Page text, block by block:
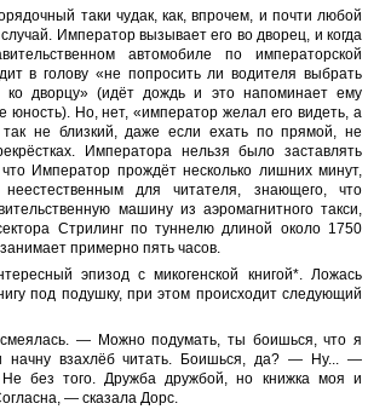
таки чудак, как, впрочем, и почти любой
Император вызывает его во дворец, и когда
автомобиле по императорской
в голову «не попросить ли водителя выбрать
ко дворцу» (идёт дождь и это напоминает ему
Но, нет, «император желал его видеть, а
не близкий, даже если ехать по прямой, не
Императора нельзя было заставлять
Император прождёт несколько лишних минут,
для читателя, знающего, что
машину из аэромагнитного такси,
Стрилинг по туннелю длиной около 1750
примерно пять часов.
эпизод с микогенской книгой*. Ложась
под подушку, при этом происходит следующий
— Можно подумать, ты боишься, что я
начну взахлёб читать. Боишься, да? — Ну... —
без того. Дружба дружбой, но книжка моя и
— сказала Дорс.